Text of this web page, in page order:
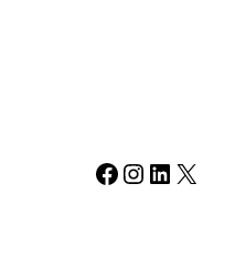
Facebook Instagram LinkedIn X